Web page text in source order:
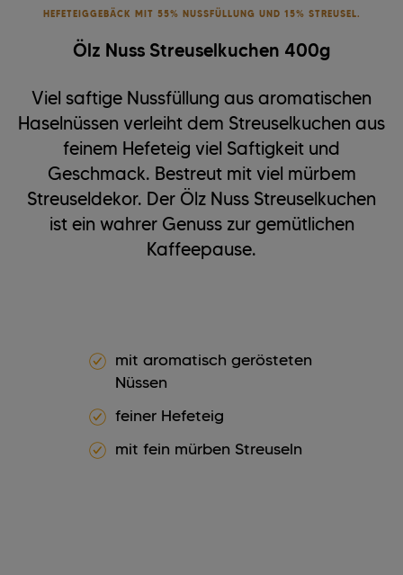
HEFETEIGGEBÄCK MIT 55% NUSSFÜLLUNG UND 15% STREUSEL.
Ölz Nuss Streuselkuchen 400g
Viel saftige Nussfüllung aus aromatischen
Haselnüssen verleiht dem Streuselkuchen aus
feinem Hefeteig viel Saftigkeit und
Geschmack. Bestreut mit viel mürbem
Streuseldekor. Der Ölz Nuss Streuselkuchen
ist ein wahrer Genuss zur gemütlichen
Kaffeepause.
mit aromatisch gerösteten
Nüssen
feiner Hefeteig
mit fein mürben Streuseln